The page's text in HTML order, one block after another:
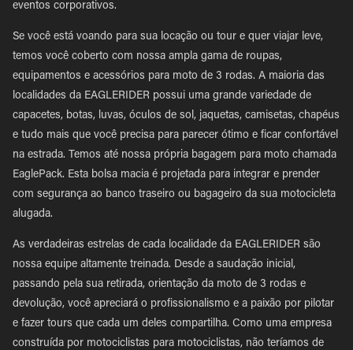
eventos corporativos.
Se você está voando para sua locação ou tour e quer viajar leve,
temos você coberto com nossa ampla gama de roupas,
equipamentos e acessórios para moto de 3 rodas. A maioria das
localidades da EAGLERIDER possui uma grande variedade de
capacetes, botas, luvas, óculos de sol, jaquetas, camisetas, chapéus
e tudo mais que você precisa para parecer ótimo e ficar confortável
na estrada. Temos até nossa própria bagagem para moto chamada
EaglePack. Esta bolsa macia é projetada para integrar e prender
com segurança ao banco traseiro ou bagageiro da sua motocicleta
alugada.
As verdadeiras estrelas de cada localidade da EAGLERIDER são
nossa equipe altamente treinada. Desde a saudação inicial,
passando pela sua retirada, orientação da moto de 3 rodas e
devolução, você apreciará o profissionalismo e a paixão por pilotar
e fazer tours que cada um deles compartilha. Como uma empresa
construída por motociclistas para motociclistas, não teríamos de